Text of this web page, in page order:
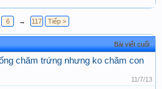
6 → 117 Tiếp >
Bài viết cuối
chăm trứng nhưng ko chăm con
11/7/13